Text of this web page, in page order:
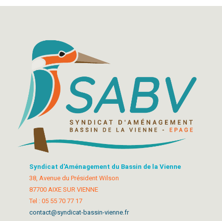
Syndicat d'Aménagement du Bassin de la Vienne
38, Avenue du Président Wilson
87700 AIXE SUR VIENNE
Tel : 05 55 70 77 17
contact@syndicat-bassin-vienne.fr